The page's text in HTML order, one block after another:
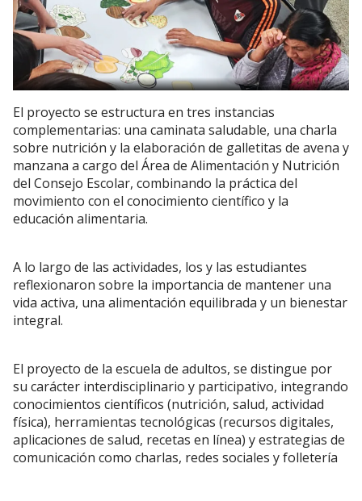
El proyecto se estructura en tres instancias
complementarias: una caminata saludable, una charla
sobre nutrición y la elaboración de galletitas de avena y
manzana a cargo del Área de Alimentación y Nutrición
del Consejo Escolar, combinando la práctica del
movimiento con el conocimiento científico y la
educación alimentaria.
A lo largo de las actividades, los y las estudiantes
reflexionaron sobre la importancia de mantener una
vida activa, una alimentación equilibrada y un bienestar
integral.
El proyecto de la escuela de adultos, se distingue por
su carácter interdisciplinario y participativo, integrando
conocimientos científicos (nutrición, salud, actividad
física), herramientas tecnológicas (recursos digitales,
aplicaciones de salud, recetas en línea) y estrategias de
comunicación como charlas, redes sociales y folletería